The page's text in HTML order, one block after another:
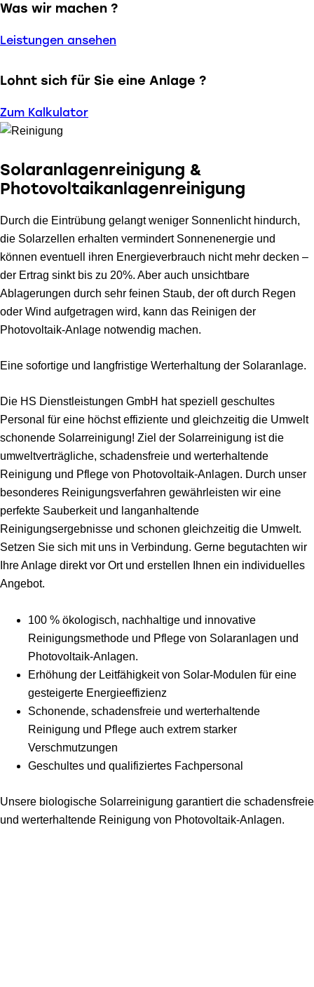
Was wir machen ?
Leistungen ansehen
Lohnt sich für Sie eine Anlage ?
Zum Kalkulator
Solaranlagenreinigung &
Photovoltaikanlagenreinigung
Durch die Eintrübung gelangt weniger Sonnenlicht hindurch,
die Solarzellen erhalten vermindert Sonnenenergie und
können eventuell ihren Energieverbrauch nicht mehr decken –
der Ertrag sinkt bis zu 20%. Aber auch unsichtbare
Ablagerungen durch sehr feinen Staub, der oft durch Regen
oder Wind aufgetragen wird, kann das Reinigen der
Photovoltaik-Anlage notwendig machen.
Eine sofortige und langfristige Werterhaltung der Solaranlage.
Die HS Dienstleistungen GmbH hat speziell geschultes
Personal für eine höchst effiziente und gleichzeitig die Umwelt
schonende Solarreinigung! Ziel der Solarreinigung ist die
umweltverträgliche, schadensfreie und werterhaltende
Reinigung und Pflege von Photovoltaik-Anlagen. Durch unser
besonderes Reinigungsverfahren gewährleisten wir eine
perfekte Sauberkeit und langanhaltende
Reinigungsergebnisse und schonen gleichzeitig die Umwelt.
Setzen Sie sich mit uns in Verbindung. Gerne begutachten wir
Ihre Anlage direkt vor Ort und erstellen Ihnen ein individuelles
Angebot.
100 % ökologisch, nachhaltige und innovative
Reinigungsmethode und Pflege von Solaranlagen und
Photovoltaik-Anlagen.
Erhöhung der Leitfähigkeit von Solar-Modulen für eine
gesteigerte Energieeffizienz
Schonende, schadensfreie und werterhaltende
Reinigung und Pflege auch extrem starker
Verschmutzungen
Geschultes und qualifiziertes Fachpersonal
Unsere biologische Solarreinigung garantiert die schadensfreie
und werterhaltende Reinigung von Photovoltaik-Anlagen.